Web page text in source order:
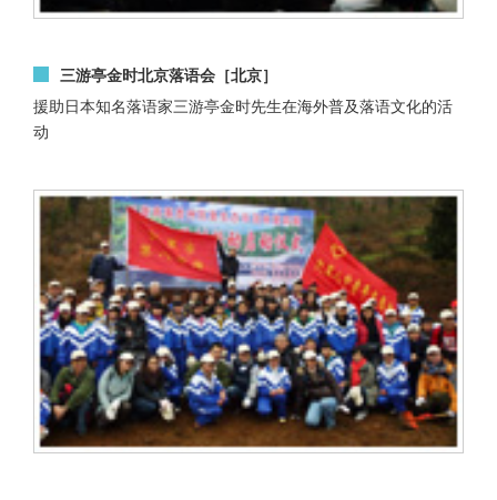
三游亭金时北京落语会［北京］
援助日本知名落语家三游亭金时先生在海外普及落语文化的活
动